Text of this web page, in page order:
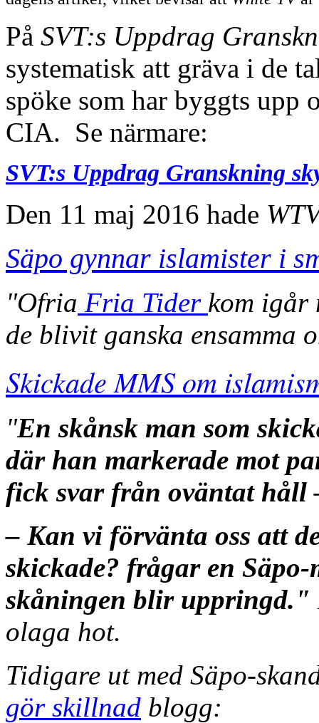
På SVT:s Uppdrag
systematisk att gräva i de
spöke som har byggts upp
CIA. Se närmare:
SVT:s Uppdrag Granskning
Den 11 maj 2016 hade
Säpo gynnar islamister i
"Ofria Fria Tider kom igår
de blivit ganska ensamma
Skickade MMS om
"En skånsk man som
där han markerade mot
fick svar från oväntat håll
– Kan vi förvänta oss att
skickade? frågar en
skåningen blir uppringd."
olaga hot.
Tidigare ut med Säpo-
gör skillnad blogg: